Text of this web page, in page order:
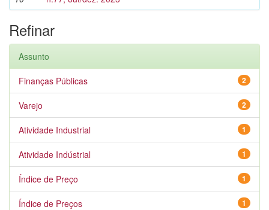
Refinar
Assunto
2
Finanças Públicas
2
Varejo
1
Atividade Industrial
1
Atividade Indústrial
1
Índice de Preço
1
Índice de Preços